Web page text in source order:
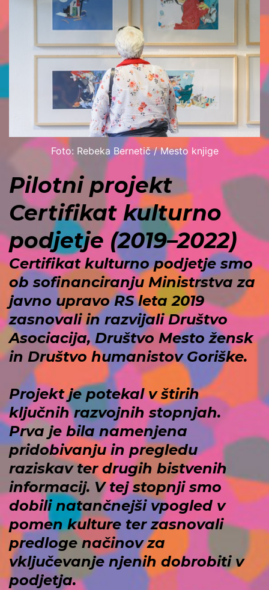
Foto: Rebeka Bernetič / Mesto knjige
Pilotni projekt
Certifikat kulturno
podjetje (2019–2022)
Certifikat kulturno podjetje smo
ob sofinanciranju Ministrstva za
javno upravo RS leta 2019
zasnovali in razvijali Društvo
Asociacija, Društvo Mesto žensk
in Društvo humanistov Goriške.
Projekt je potekal v štirih
ključnih razvojnih stopnjah.
Prva je bila namenjena
pridobivanju in pregledu
raziskav ter drugih bistvenih
informacij. V tej stopnji smo
dobili natančnejši vpogled v
pomen kulture ter zasnovali
predloge načinov za
vključevanje njenih dobrobiti v
podjetja.